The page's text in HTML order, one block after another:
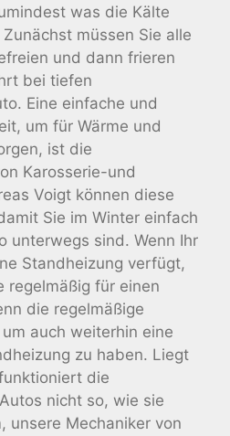
was die Kälte
müssen Sie alle
und dann frieren
bei tiefen
Eine einfache und
um für Wärme und
ist die
Karosserie-und
Voigt können diese
Sie im Winter einfach
unterwegs sind. Wenn Ihr
Standheizung verfügt,
regelmäßig für einen
die regelmäßige
auch weiterhin eine
zu haben. Liegt
die
nicht so, wie sie
unsere Mechaniker von